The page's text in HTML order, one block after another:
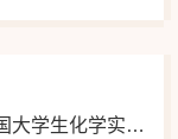
大学生化学实验